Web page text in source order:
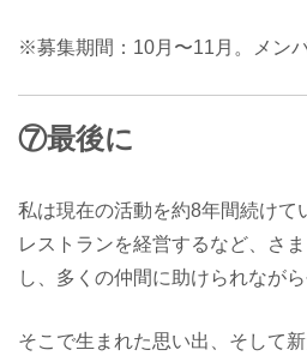
※募集期間：10月〜11月。メン
⑦最後に
私は現在の活動を約8年間続けて
レストランを経営するなど、さ
し、多くの仲間に助けられながら
そこで生まれた思い出、そして